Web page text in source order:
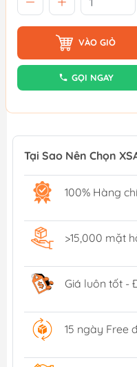
VÀO GIỎ
GỌI NGAY
Tại Sao Nên Chọn
100% Hàng
>15,000 mặt
Giá luôn tốt -
15 ngày Free